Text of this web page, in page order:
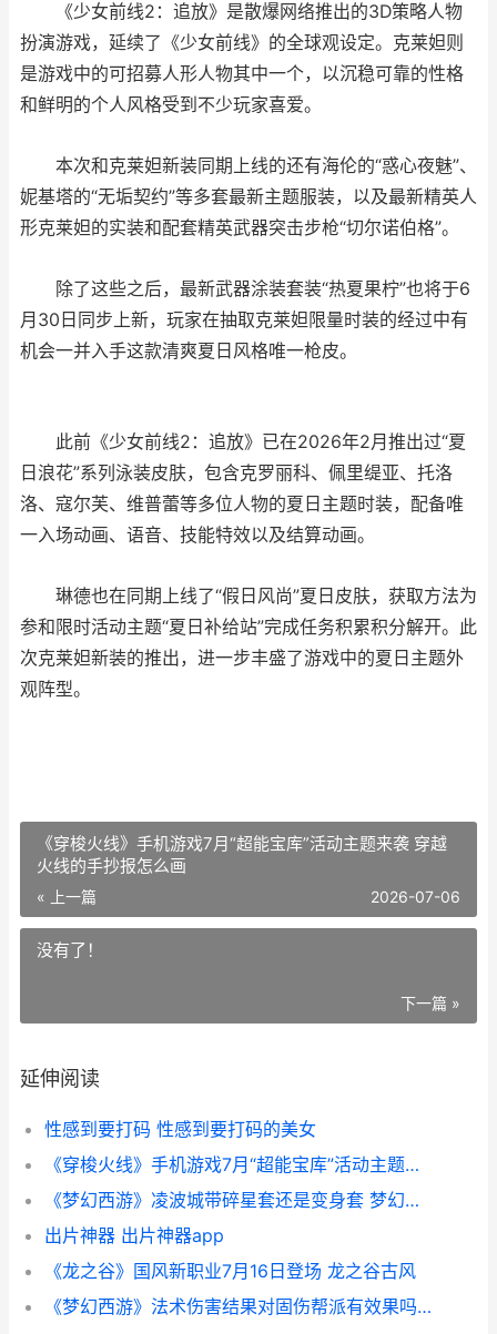
《少女前线2：追放》是散爆网络推出的3D策略人物
扮演游戏，延续了《少女前线》的全球观设定。克莱妲则
是游戏中的可招募人形人物其中一个，以沉稳可靠的性格
和鲜明的个人风格受到不少玩家喜爱。
本次和克莱妲新装同期上线的还有海伦的“惑心夜魅”、
妮基塔的“无垢契约”等多套最新主题服装，以及最新精英人
形克莱妲的实装和配套精英武器突击步枪“切尔诺伯格”。
除了这些之后，最新武器涂装套装“热夏果柠”也将于6
月30日同步上新，玩家在抽取克莱妲限量时装的经过中有
机会一并入手这款清爽夏日风格唯一枪皮。
此前《少女前线2：追放》已在2026年2月推出过“夏
日浪花”系列泳装皮肤，包含克罗丽科、佩里缇亚、托洛
洛、寇尔芙、维普蕾等多位人物的夏日主题时装，配备唯
一入场动画、语音、技能特效以及结算动画。
琳德也在同期上线了“假日风尚”夏日皮肤，获取方法为
参和限时活动主题“夏日补给站”完成任务积累积分解开。此
次克莱妲新装的推出，进一步丰盛了游戏中的夏日主题外
观阵型。
《穿梭火线》手机游戏7月“超能宝库”活动主题来袭 穿越
火线的手抄报怎么画
« 上一篇 2026-07-06
没有了！
下一篇 »
延伸阅读
性感到要打码 性感到要打码的美女
《穿梭火线》手机游戏7月“超能宝库”活动主题来袭 穿越火线的手抄报怎么画
《梦幻西游》凌波城带碎星套还是变身套 梦幻西游凌云跃攻略
出片神器 出片神器app
《龙之谷》国风新职业7月16日登场 龙之谷古风
《梦幻西游》法术伤害结果对固伤帮派有效果吗 梦幻西游法宝合成材料摆放位置